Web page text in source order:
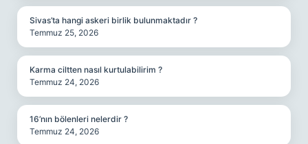
Sivas’ta hangi askeri birlik bulunmaktadır ?
Temmuz 25, 2026
Karma ciltten nasıl kurtulabilirim ?
Temmuz 24, 2026
16’nın bölenleri nelerdir ?
Temmuz 24, 2026